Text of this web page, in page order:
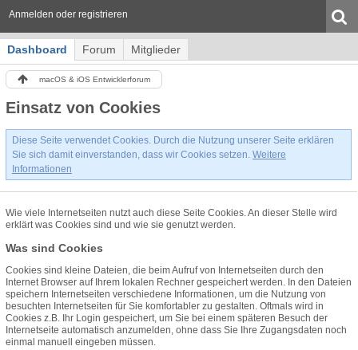
Anmelden oder registrieren
Dashboard Forum Mitglieder
macOS & iOS Entwicklerforum
Einsatz von Cookies
Diese Seite verwendet Cookies. Durch die Nutzung unserer Seite erklären
Sie sich damit einverstanden, dass wir Cookies setzen. Weitere
Informationen
Wie viele Internetseiten nutzt auch diese Seite Cookies. An dieser Stelle wird
erklärt was Cookies sind und wie sie genutzt werden.
Was sind Cookies
Cookies sind kleine Dateien, die beim Aufruf von Internetseiten durch den
Internet Browser auf Ihrem lokalen Rechner gespeichert werden. In den Dateien
speichern Internetseiten verschiedene Informationen, um die Nutzung von
besuchten Internetseiten für Sie komfortabler zu gestalten. Oftmals wird in
Cookies z.B. Ihr Login gespeichert, um Sie bei einem späteren Besuch der
Internetseite automatisch anzumelden, ohne dass Sie Ihre Zugangsdaten noch
einmal manuell eingeben müssen.